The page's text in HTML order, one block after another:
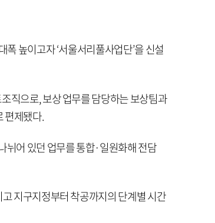
높이고자 ‘서울서리풀사업단’을 신설
직으로, 보상 업무를 담당하는 보상팀과
편제됐다.
뉘어 있던 업무를 통합·일원화해 전담
지구지정부터 착공까지의 단계별 시간